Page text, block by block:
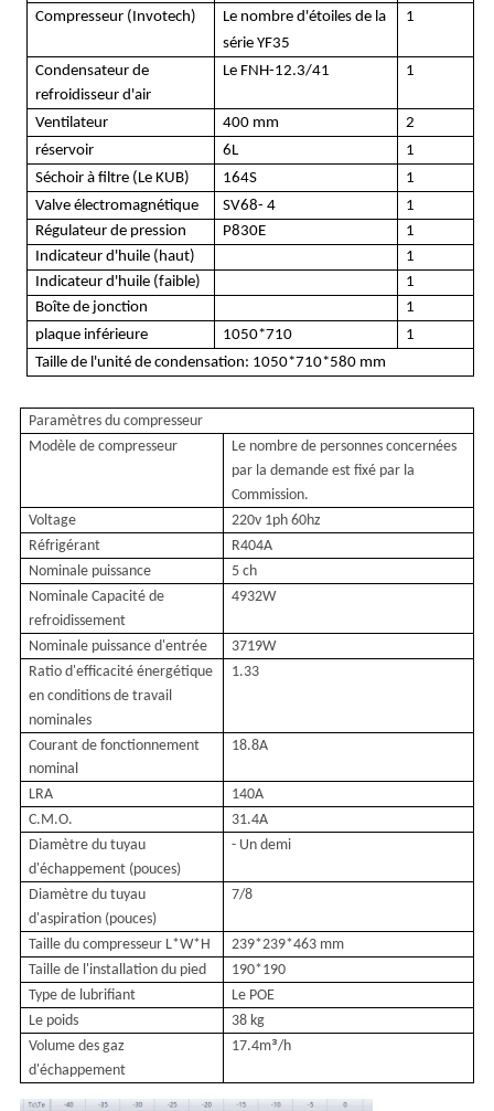
Compresseur (Invotech)
Le nombre d'étoiles de la
série YF35
1
Condensateur de
refroidisseur d'air
Le FNH-12.3/41 1
Ventilateur 400 mm
2
réservoir
6L
1
Séchoir à filtre (Le KUB) 164S
1
Valve électromagnétique
SV68- 4
1
Régulateur de pression
P830E
1
Indicateur d'huile (haut)
1
Indicateur d'huile (faible)
1
Boîte de jonction
1
plaque inférieure
1050*710
1
Taille de l'unité de condensation: 1050*710*580 mm
Paramètres du compresseur
Modèle de compresseur
Le nombre de personnes concernées
par la demande est fixé par la
Commission.
Voltage
220v 1ph 60hz
Réfrigérant
R404A
Nominale puissance
5 ch
Nominale Capacité de
refroidissement
4932W
Nominale puissance d'entrée
3719W
Ratio d'efficacité énergétique
en conditions de travail
nominales
1.33
Courant de fonctionnement
nominal
18.8A
LRA
140A
C.M.O.
31.4A
Diamètre du tuyau
d'échappement (pouces)
- Un demi
Diamètre du tuyau
d'aspiration (pouces)
7/8
Taille du compresseur L*W*H
239*239*463 mm
Taille de l'installation du pied
190*190
Type de lubrifiant
Le POE
Le poids
38 kg
Volume des gaz
d'échappement
17.4m³/h